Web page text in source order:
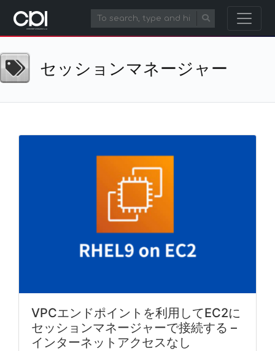
セッションマネージャー
VPCエンドポイントを利用してEC2に
セッションマネージャーで接続する –
インターネットアクセスなし